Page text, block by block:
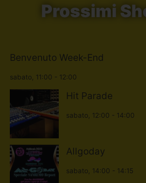
Prossimi
Benvenuto Week-End
sabato, 11:00 12:00
Hit Parade
sabato, 12:00 14:00
Allgoday
sabato, 14:00 14:15